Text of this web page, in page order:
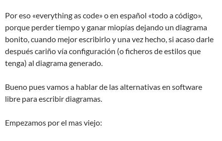
Por eso «everything as code» o en español «todo a código»,
porque perder tiempo y ganar miopías dejando un diagrama
bonito, cuando mejor escribirlo y una vez hecho, si acaso darle
después cariño vía configuración (o ficheros de estilos que
tenga) al diagrama generado.
Bueno pues vamos a hablar de las alternativas en software
libre para escribir diagramas.
Empezamos por el mas viejo: